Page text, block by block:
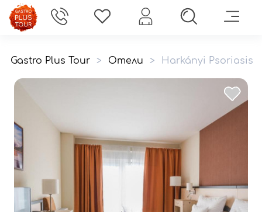
Gastro Plus Tour > Отели > Harkányi Psoriasis